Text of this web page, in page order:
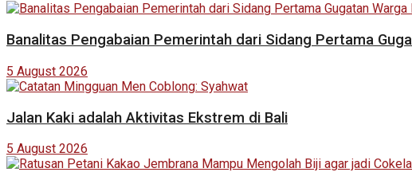
Banalitas Pengabaian Pemerintah dari Sidang Pertama
5 August 2026
Jalan Kaki adalah Aktivitas Ekstrem di Bali
5 August 2026